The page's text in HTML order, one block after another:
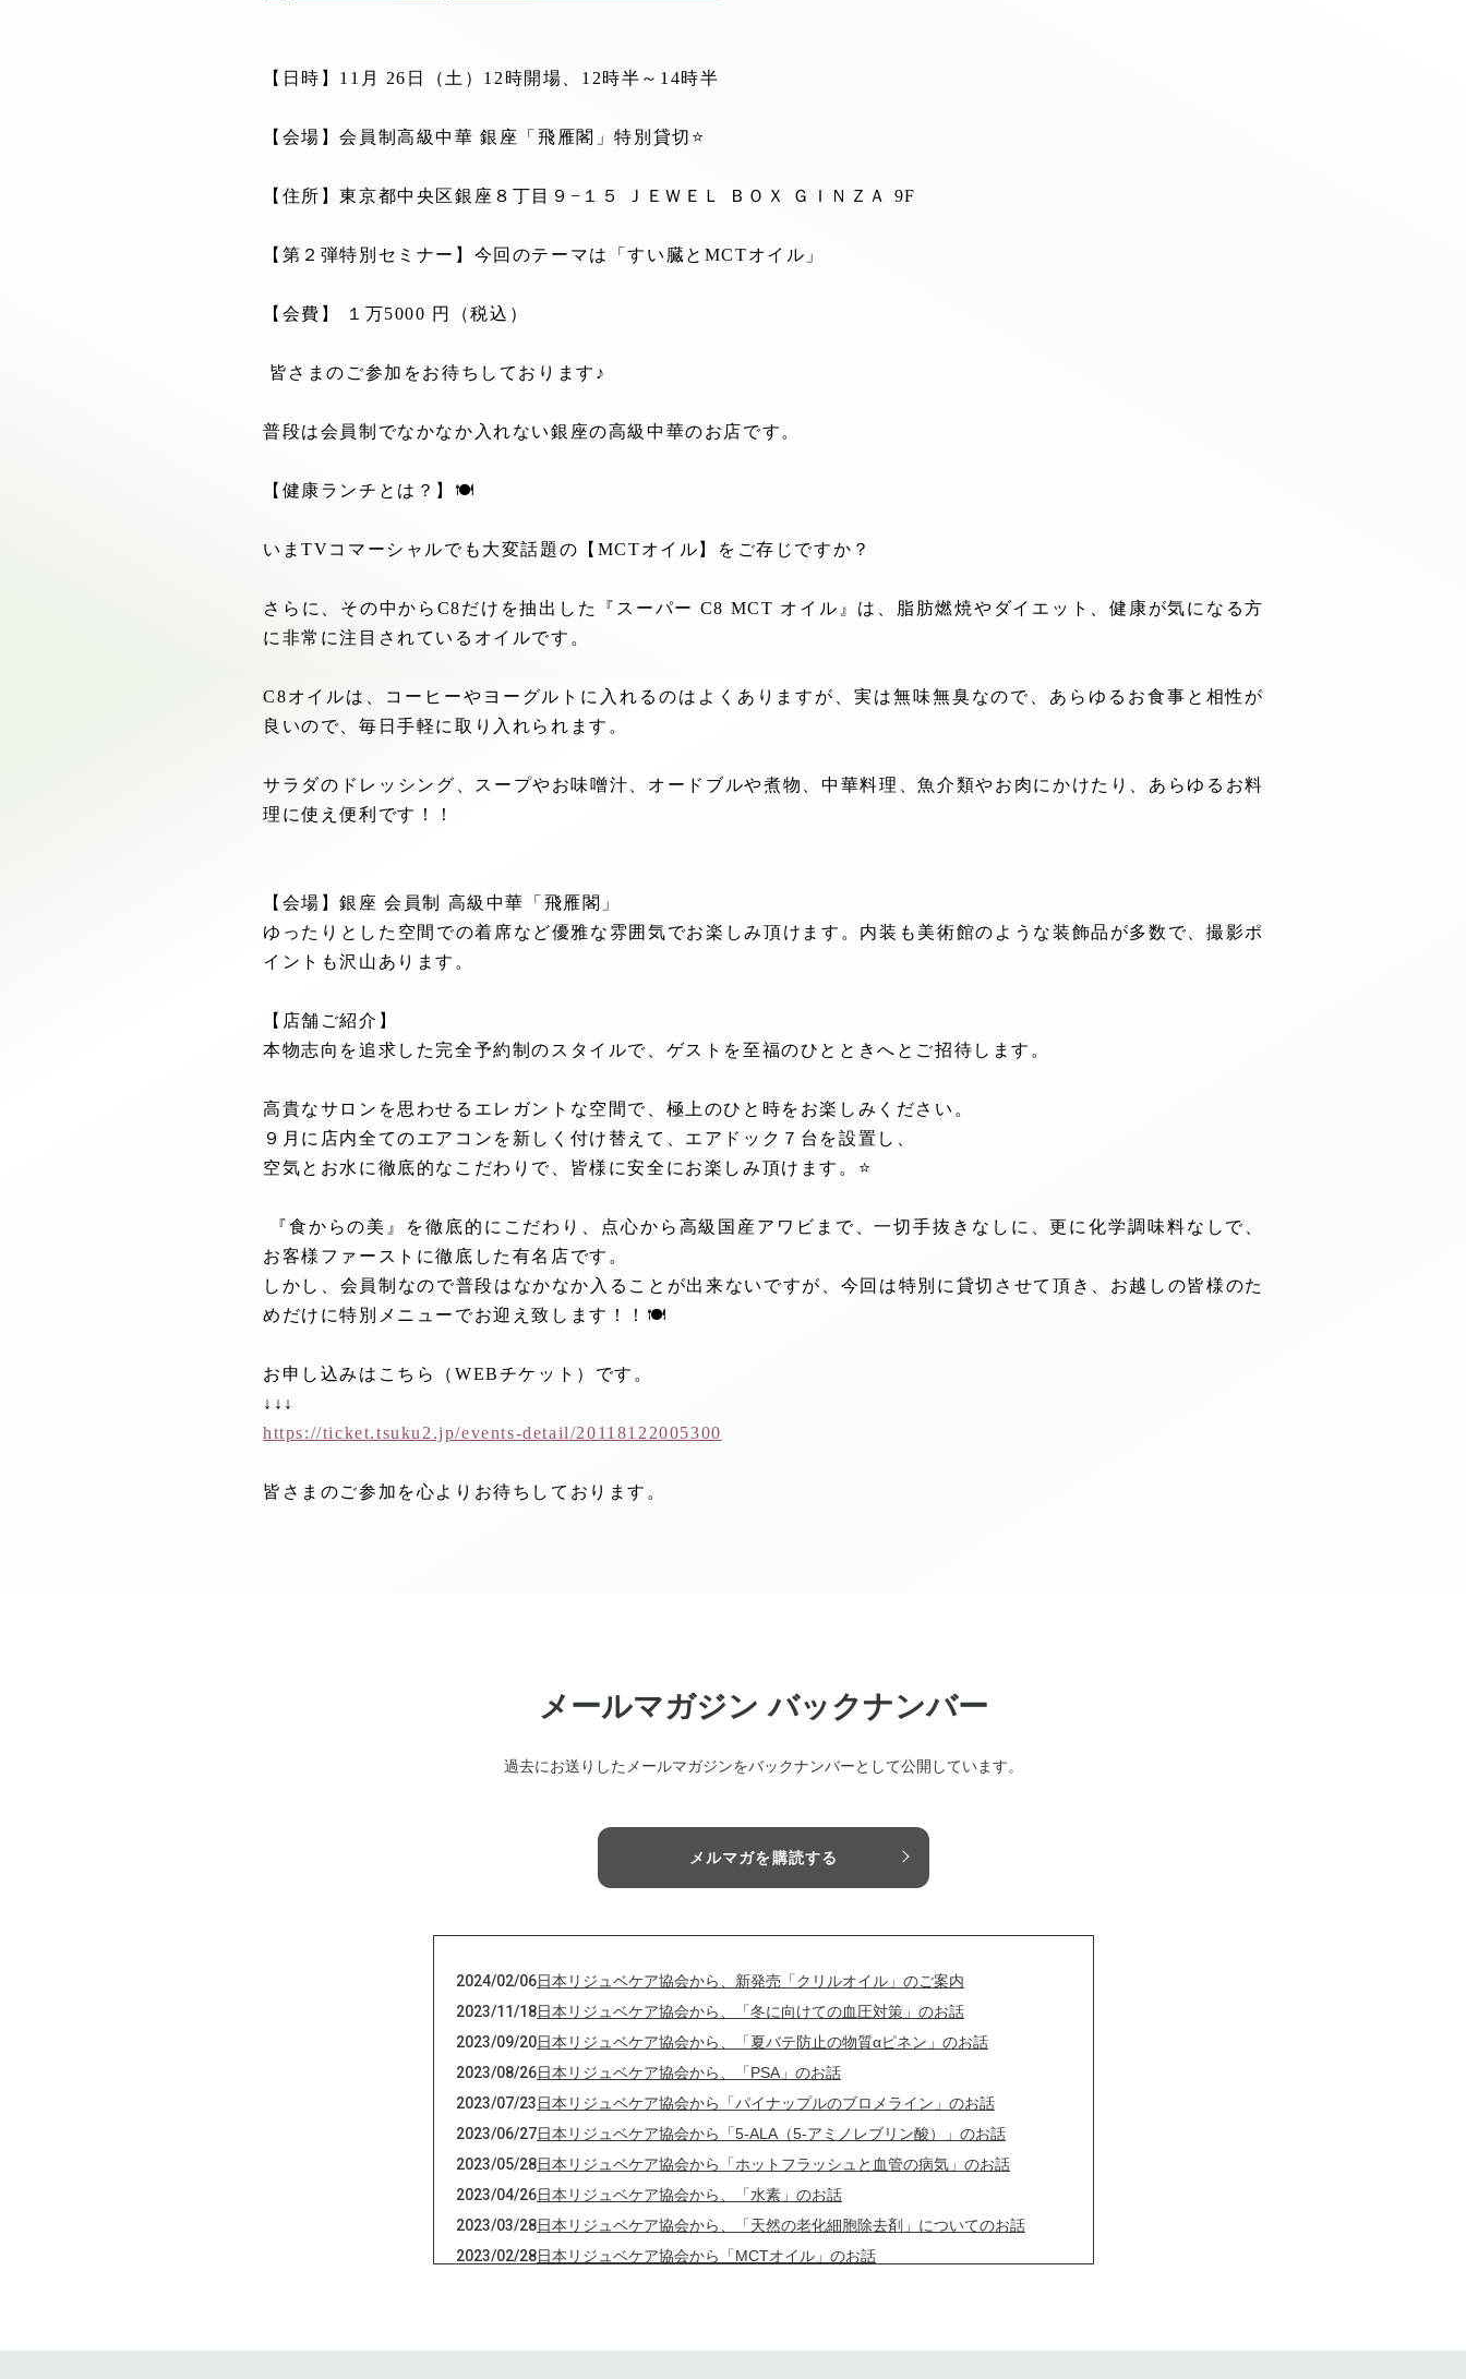
【日時】 11 月 26 日（土） 12 時開場、 12時半～ 14時半
【会場】会員制高級中華 銀座「飛雁閣」特別貸切 ⭐️
【住所】東京都中央区銀座８丁目９−１５ ＪＥＷＥＬ ＢＯＸ ＧＩＮＺＡ 9F
【第２弾特別セミナー】今回のテーマは「すい臓と MCTオイル」
【会費】 １万5000 円（税込）
皆さまのご参加をお待ちしております♪
普段は会員制でなかなか入れない銀座の高級中華のお店です。
【健康ランチとは？】 🍽
いまTVコマーシャルでも大変話題の【 MCTオイル】をご存じですか？
さらに、その中から C8だけを抽出した『スーパー C8 MCT オイル』は、脂肪燃焼やダイエット、健康が気になる方
に非常に注目されているオイルです。
C8オイルは、コーヒーやヨーグルトに入れるのはよくありますが、実は無味無臭なので、あらゆるお食事と相性が
良いので、毎日手軽に取り入れられます。
サラダのドレッシング、スープやお味噌汁、オードブルや煮物、中華料理、魚介類やお肉にかけたり、あらゆるお料
理に使え便利です！！
【会場】銀座 会員制 高級中華「飛雁閣」
ゆったりとした空間での着席など優雅な雰囲気でお楽しみ頂けます。内装も美術館のような装飾品が多数で、撮影ポ
イントも沢山あります。
【店舗ご紹介】
本物志向を追求した完全予約制のスタイルで、ゲストを至福のひとときへとご招待します。
高貴なサロンを思わせるエレガントな空間で、極上のひと時をお楽しみください。
９月に店内全てのエアコンを新しく付け替えて、エアドック７台を設置し、
空気とお水に徹底的なこだわりで、皆様に安全にお楽しみ頂けます。 ⭐️
『食からの美』を徹底的にこだわり、点心から高級国産アワビまで、一切手抜きなしに、更に化学調味料なしで、
お客様ファーストに徹底した有名店です。
しかし、会員制なので普段はなかなか入ることが出来ないですが、今回は特別に貸切させて頂き、お越しの皆様のた
めだけに特別メニューでお迎え致します！！ 🍽
お申し込みはこちら（ WEBチケット）です。
↓↓↓
https://ticket.tsuku2.jp/events-detail/20118122005300
皆さまのご参加を心よりお待ちしております。
メールマガジン バックナンバー
過去にお送りしたメールマガジンをバックナンバーとして公開しています。
メルマガを購読する
2024/02/06日本リジュベケア協会から、新発売「クリルオイル」のご案内
2023/11/18日本リジュベケア協会から、「冬に向けての血圧対策」のお話
2023/09/20日本リジュベケア協会から、「夏バテ防止の物質αピネン」のお話
2023/08/26日本リジュベケア協会から、「PSA」のお話
2023/07/23日本リジュベケア協会から「パイナップルのブロメライン」のお話
2023/06/27日本リジュベケア協会から「5-ALA（5-アミノレブリン酸）」のお話
2023/05/28日本リジュベケア協会から「ホットフラッシュと血管の病気」のお話
2023/04/26日本リジュベケア協会から、「水素」のお話
2023/03/28日本リジュベケア協会から、「天然の老化細胞除去剤」についてのお話
2023/02/28日本リジュベケア協会から「MCTオイル」のお話
2022/11/05日本リジュベケア協会から、第２弾「健康ランチセミナー」のお知らせです。